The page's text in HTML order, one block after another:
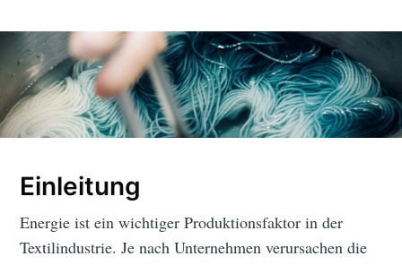
Einleitung
Energie ist ein wichtiger Produktionsfaktor in der
Textilindustrie. Je nach Unternehmen verursachen die